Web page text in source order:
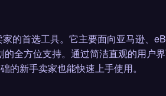
的首选工具。它主要面向亚马逊、
全方位支持。通过简洁直观的用户
的新手卖家也能快速上手使用。